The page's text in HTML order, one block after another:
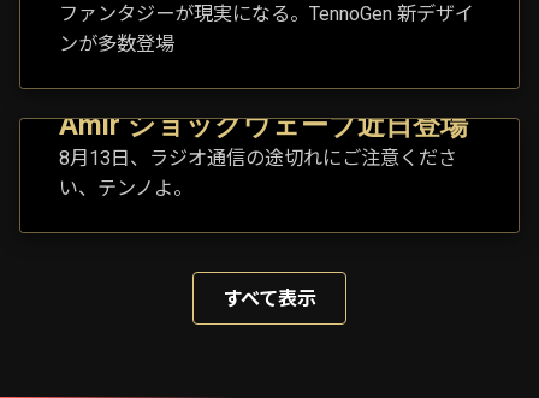
ファンタジーが現実になる。TennoGen 新デザイ
ンが多数登場
Amir ショックウェーブ近日登場
8月13日、ラジオ通信の途切れにご注意くださ
い、テンノよ。
すべて表示